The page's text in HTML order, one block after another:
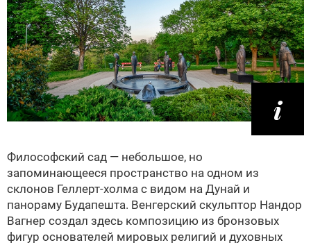
Философский сад — небольшое, но
запоминающееся пространство на одном из
склонов Геллерт-холма с видом на Дунай и
панораму Будапешта. Венгерский скульптор Нандор
Вагнер создал здесь композицию из бронзовых
фигур основателей мировых религий и духовных